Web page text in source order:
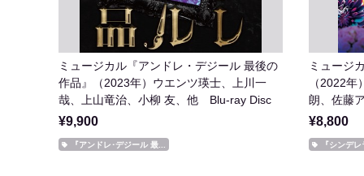
ミュージカル『アンドレ・デジール 最後の
作品』（2023年）ウエンツ瑛士、上川一
哉、上山竜治、小柳 友、他 Blu-ray Disc
¥9,900
『アンドレ･デジール 最...
ミュージ
（2022
朗、佐藤
Disc
¥8,800
『シンデ